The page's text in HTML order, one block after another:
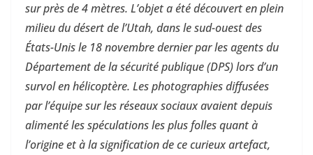
sur près de 4 mètres. L’objet a été découvert en plein
milieu du désert de l’Utah, dans le sud-ouest des
États-Unis le 18 novembre dernier par les agents du
Département de la sécurité publique (DPS) lors d’un
survol en hélicoptère. Les photographies diffusées
par l’équipe sur les réseaux sociaux avaient depuis
alimenté les spéculations les plus folles quant à
l’origine et à la signification de ce curieux artefact,